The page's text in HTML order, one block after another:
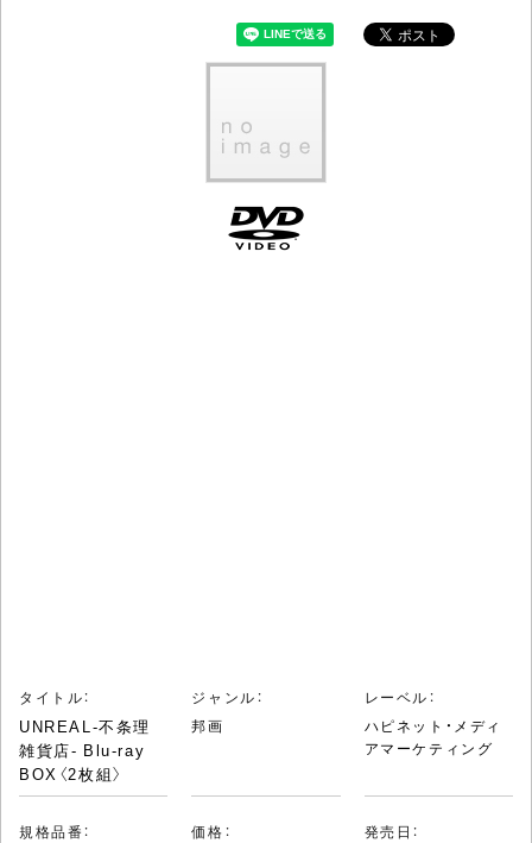
タイトル：
UNREAL-不条理
雑貨店- Blu-ray
BOX〈2枚組〉
ジャンル：
邦画
レーベル：
ハピネット・メディ
アマーケティング
規格品番：
価格：
発売日：